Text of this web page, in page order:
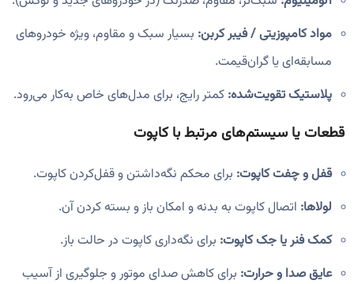
مواد کامپوزیتی / فیبر کربن: بسیار سبک و مقاوم، ویژه خودروهای
مسابقه‌ای یا گران‌قیمت.
پلاستیک تقویت‌شده: کمتر رایج، برای مدل‌های خاص به‌کار می‌رود.
قطعات یا سیستم‌های مرتبط با کاپوت
قفل و چفت کاپوت: برای محکم نگه‌داشتن و قفل‌کردن کاپوت.
لولاها: اتصال کاپوت به بدنه و امکان باز و بسته کردن آن.
کمک فنر یا جک کاپوت: برای نگه‌داری کاپوت در حالت باز.
عایق صدا و حرارت: برای کاهش صدای موتور و جلوگیری از آسیب